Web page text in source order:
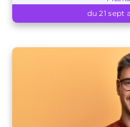
pour des sites dynamiques.
du 21 sept